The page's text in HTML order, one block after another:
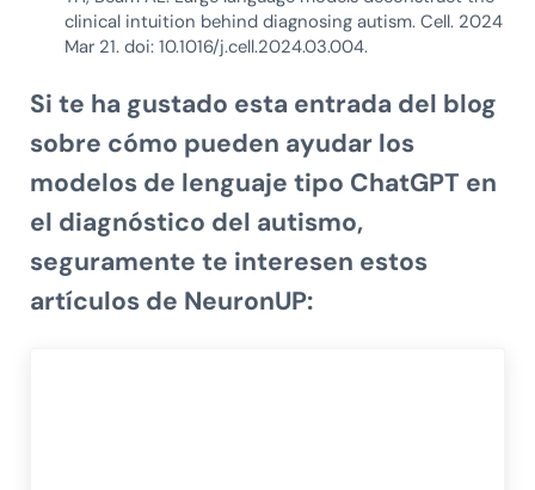
clinical intuition behind diagnosing autism. Cell. 2024
Mar 21. doi: 10.1016/j.cell.2024.03.004.
Si te ha gustado esta entrada del blog
sobre cómo pueden ayudar los
modelos de lenguaje tipo ChatGPT en
el diagnóstico del autismo,
seguramente te interesen estos
artículos de NeuronUP: